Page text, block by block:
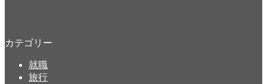
カテゴリー
就職
旅行